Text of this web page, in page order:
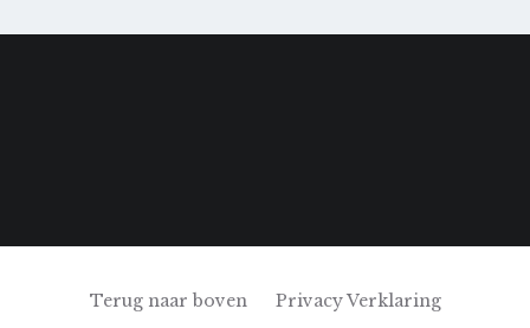
Terug naar boven Privacy Verklaring